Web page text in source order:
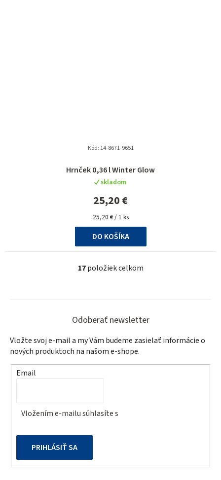
Hrnček 0,36 l Winter Glow
skladom
25,20 €
Jednotková
cena:
25,20 € / 1 ks
DO KOŠÍKA
Kód: 14-8671-9651
O
l
d
c
i
e
k
p
17položiek celkom
Odoberať newsletter
Vložte svoj e-mail a my Vám budeme zasielať informácie o
nových produktoch na našom e-shope.
Email
Vložením e-mailu súhlasíte s
PRIHLÁSIŤ SA